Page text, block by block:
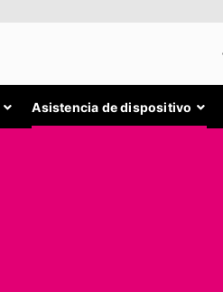
Asistencia de dispositivo